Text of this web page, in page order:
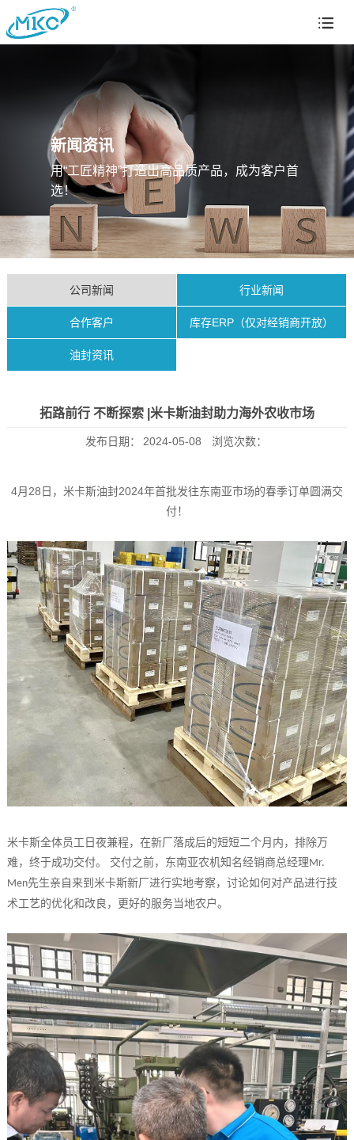
新闻资讯
用“工匠精神”打造出高品质产品，成为客户首
选！
公司新闻 行业新闻
合作客户 库存ERP（仅对经销商开放）
油封资讯
拓路前行 不断探索 |米卡斯油封助力海外农收市场
发布日期： 2024-05-08 浏览次数：
4月28日，米卡斯油封2024年首批发往东南亚市场的春季订单圆满交
付！
米卡斯全体员工日夜兼程，在新厂落成后的短短二个月内，排除万
难，终于成功交付。 交付之前，东南亚农机知名经销商总经理 Mr.
Men先生亲自来到米卡斯新厂进行实地考察，讨论如何对产品进行技
术工艺的优化和改良，更好的服务当地农户。